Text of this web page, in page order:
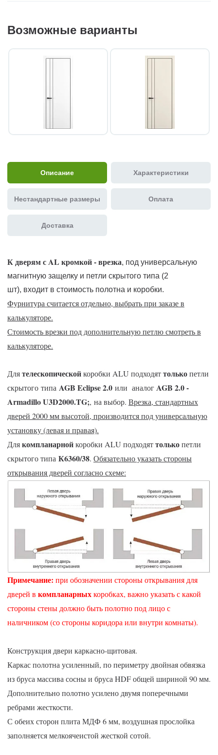
Возможные варианты
Описание Характеристики
Нестандартные размеры Оплата
Доставка
К дверям с AL кромкой - врезка, под универсальную
магнитную защелку и петли скрытого типа (2
шт), входит в стоимость полотна и коробки.
Фурнитура считается отдельно, выбрать при заказе в
калькуляторе.
Стоимость врезки под дополнительную петлю смотреть в
калькуляторе.
Длятелескопическойкоробки ALU подходяттолькопетли
скрытого типа AGB Eclipse 2.0 или аналогAGB 2.0 -
Armadillo U3D2000.TG;, на выбор. Врезка, стандартных
дверей 2000 мм высотой, производится под универсальную
установку (левая и правая).
Длякомпланарнойкоробки ALU подходяттолькопетли
скрытого типа К6360/38. Обязательно указать стороны
открывания дверей согласно схеме:
Примечание: при обозначении стороны открывания для
дверей в компланарныхкоробках, важно указать с какой
стороны стены должно быть полотно под лицо с
наличником (со стороны коридора или внутри комнаты).
Конструкция двери каркасно-щитовая.
Каркас полотна усиленный, по периметру двойная обвязка
из бруса массива сосны и бруса HDF общей шириной 90 мм.
Дополнительно полотно усилено двумя поперечными
ребрами жесткости.
С обеих сторон плита МДФ 6 мм, воздушная прослойка
заполняется мелкоячеистой жесткой сотой.